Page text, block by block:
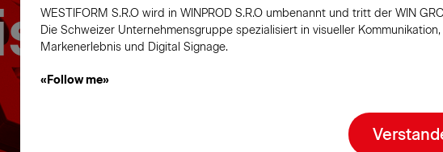
WESTIFORM S.R.O wird in WINPROD S.R.O umbenannt und tritt der WIN
Die Schweizer Unternehmensgruppe spezialisiert in visueller Kommunikation,
Markenerlebnis und Digital Signage.
«Follow me»